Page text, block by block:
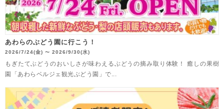
あわらのぶどう園に行こう！
2026/7/24(金) 〜 2026/9/30(水)
もぎたてぶどうのおいしさが味わえるぶどうの摘み取り体験！ 癒しの果樹
園「あわらベルジェ観光ぶどう園」で...